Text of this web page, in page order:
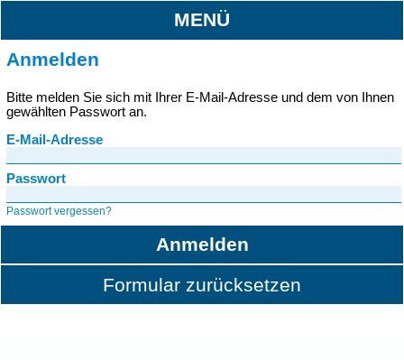
MENÜ
Anmelden
Bitte melden Sie sich mit Ihrer E-Mail-Adresse und dem von Ihnen
gewählten Passwort an.
E-Mail-Adresse
Passwort
Passwort vergessen?
Anmelden
Formular zurücksetzen